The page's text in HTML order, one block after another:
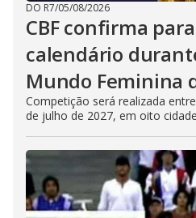
DO R7/05/08/2026
CBF confirma
calendário
Mundo Feminina
Competição será realizada
de julho de 2027, em oito